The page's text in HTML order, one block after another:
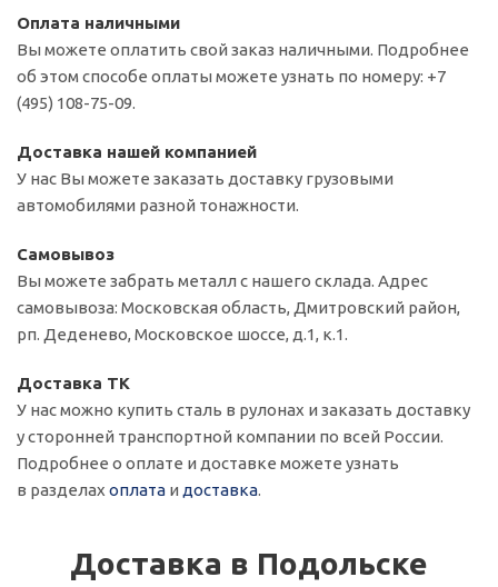
Оплата наличными
Вы можете оплатить свой заказ наличными. Подробнее
об этом способе оплаты можете узнать по номеру: +7
(495) 108-75-09.
Доставка нашей компанией
У нас Вы можете заказать доставку грузовыми
автомобилями разной тонажности.
Самовывоз
Вы можете забрать металл с нашего склада. Адрес
самовывоза: Московская область, Дмитровский район,
рп. Деденево, Московское шоссе, д.1, к.1.
Доставка ТК
У нас можно купить сталь в рулонах и заказать доставку
у сторонней транспортной компании по всей России.
Подробнее о оплате и доставке можете узнать
в разделах оплата и доставка.
Доставка в Подольске